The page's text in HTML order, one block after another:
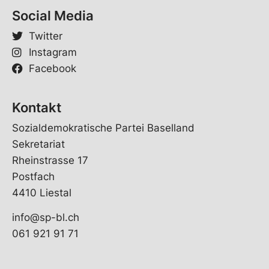
Social Media
Twitter
Instagram
Facebook
Kontakt
Sozialdemokratische Partei Baselland
Sekretariat
Rheinstrasse 17
Postfach
4410 Liestal
info@sp-bl.ch
061 921 91 71